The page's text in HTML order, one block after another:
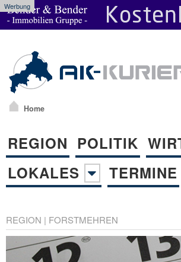
Werbung
Home
REGION POLITIK
LOKALES
TERMINE
REGION | FORSTMEHREN